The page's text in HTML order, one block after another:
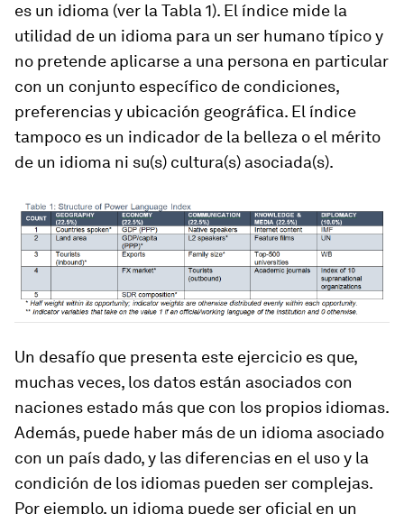
es un idioma (ver la Tabla 1). El índice mide la
utilidad de un idioma para un ser humano típico y
no pretende aplicarse a una persona en particular
con un conjunto específico de condiciones,
preferencias y ubicación geográfica. El índice
tampoco es un indicador de la belleza o el mérito
de un idioma ni su(s) cultura(s) asociada(s).
Un desafío que presenta este ejercicio es que,
muchas veces, los datos están asociados con
naciones estado más que con los propios idiomas.
Además, puede haber más de un idioma asociado
con un país dado, y las diferencias en el uso y la
condición de los idiomas pueden ser complejas.
Por ejemplo, un idioma puede ser oficial en un